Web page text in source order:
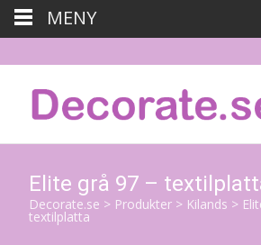
Elite grå 97 –
Decorate.se > Produkter > Kilands >
textilplatta
MENY